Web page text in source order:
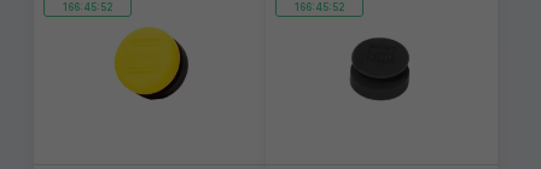
166:45:52 166:45:52